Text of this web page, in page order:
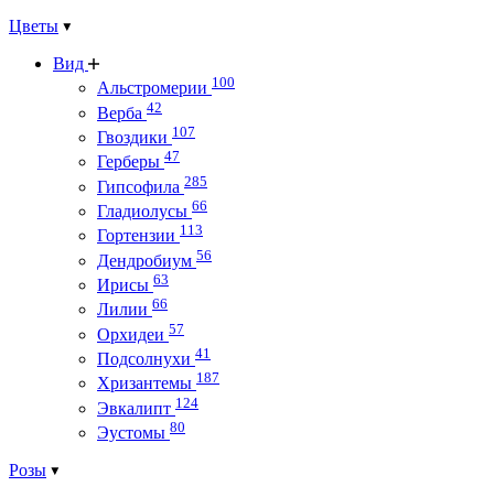
Цветы
Вид
Альстромерии 100
Верба 42
Гвоздики 107
Герберы 47
Гипсофила 285
Гладиолусы 66
Гортензии 113
Дендробиум 56
Ирисы 63
Лилии 66
Орхидеи 57
Подсолнухи 41
Хризантемы 187
Эвкалипт 124
Эустомы 80
Розы